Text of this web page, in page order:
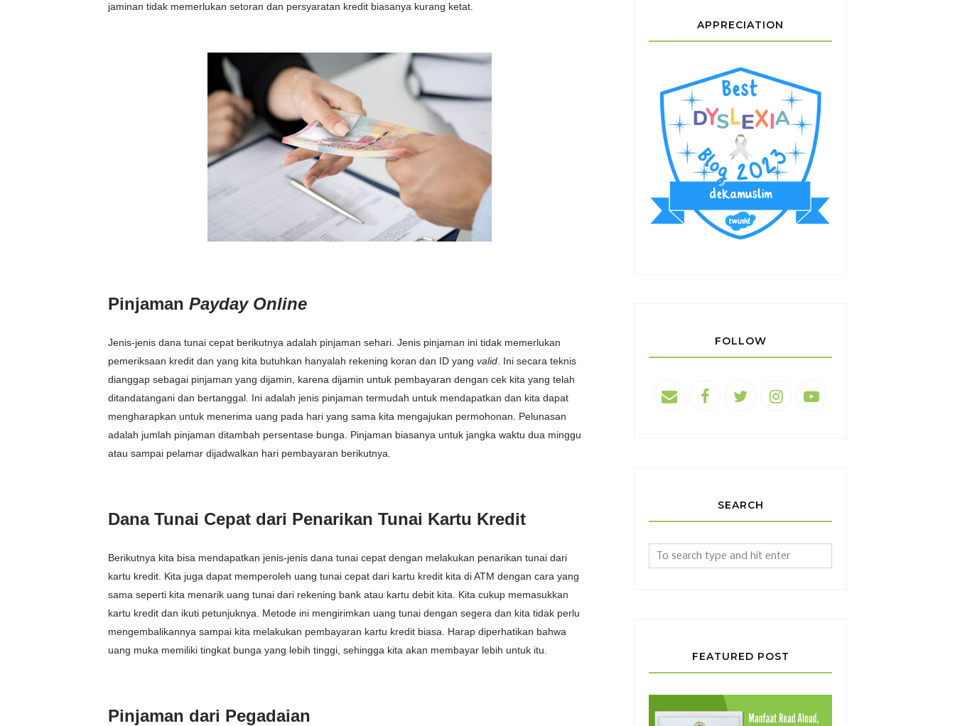
jaminan tidak memerlukan setoran dan persyaratan kredit biasanya kurang ketat.
Pinjaman Payday Online
Jenis-jenis dana tunai cepat berikutnya adalah pinjaman sehari. Jenis pinjaman ini tidak memerlukan
pemeriksaan kredit dan yang kita butuhkan hanyalah rekening koran dan ID yang valid . Ini secara teknis
dianggap sebagai pinjaman yang dijamin, karena dijamin untuk pembayaran dengan cek kita yang telah
ditandatangani dan bertanggal. Ini adalah jenis pinjaman termudah untuk mendapatkan dan kita dapat
mengharapkan untuk menerima uang pada hari yang sama kita mengajukan permohonan. Pelunasan
adalah jumlah pinjaman ditambah persentase bunga. Pinjaman biasanya untuk jangka waktu dua minggu
atau sampai pelamar dijadwalkan hari pembayaran berikutnya.
Dana Tunai Cepat dari Penarikan Tunai Kartu Kredit
Berikutnya kita bisa mendapatkan jenis-jenis dana tunai cepat dengan melakukan penarikan tunai dari
kartu kredit. Kita juga dapat memperoleh uang tunai cepat dari kartu kredit kita di ATM dengan cara yang
sama seperti kita menarik uang tunai dari rekening bank atau kartu debit kita. Kita cukup memasukkan
kartu kredit dan ikuti petunjuknya. Metode ini mengirimkan uang tunai dengan segera dan kita tidak perlu
mengembalikannya sampai kita melakukan pembayaran kartu kredit biasa. Harap diperhatikan bahwa
uang muka memiliki tingkat bunga yang lebih tinggi, sehingga kita akan membayar lebih untuk itu.
Pinjaman dari Pegadaian
APPRECIATION
FOLLOW
SEARCH
FEATURED POST